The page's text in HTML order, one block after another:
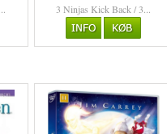
3 Ninjas Kick Back / 3...